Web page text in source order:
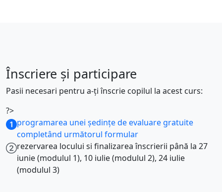
Înscriere şi participare
Pasii necesari pentru a-ți înscrie copilul la acest curs:
?>
programarea unei ședințe de evaluare gratuite
completând următorul formular
rezervarea locului si finalizarea înscrierii până la 27
iunie (modulul 1), 10 iulie (modulul 2), 24 iulie
(modulul 3)